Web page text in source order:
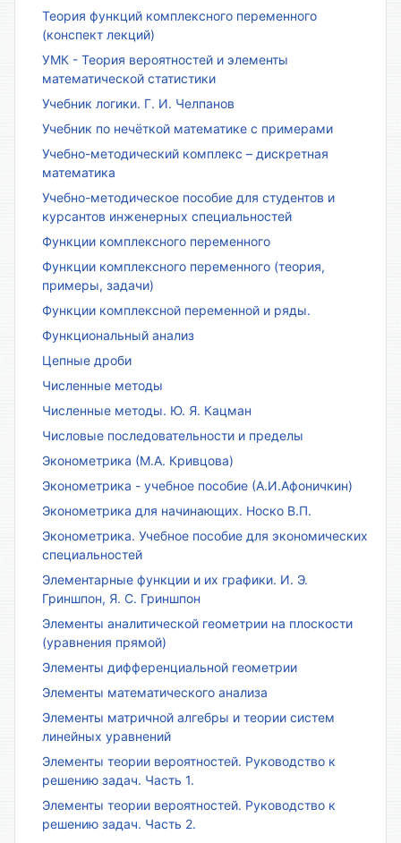
Теория функций комплексного переменного
(конспект лекций)
УМК - Теория вероятностей и элементы
математической статистики
Учебник логики. Г. И. Челпанов
Учебник по нечёткой математике с примерами
Учебно-методический комплекс – дискретная
математика
Учебно-методическое пособие для студентов и
курсантов инженерных специальностей
Функции комплексного переменного
Функции комплексного переменного (теория,
примеры, задачи)
Функции комплексной переменной и ряды.
Функциональный анализ
Цепные дроби
Численные методы
Численные методы. Ю. Я. Кацман
Числовые последовательности и пределы
Эконометрика (М.А. Кривцова)
Эконометрика - учебное пособие (А.И.Афоничкин)
Эконометрика для начинающих. Носко В.П.
Эконометрика. Учебное пособие для экономических
специальностей
Элементарные функции и их графики. И. Э.
Гриншпон, Я. С. Гриншпон
Элементы аналитической геометрии на плоскости
(уравнения прямой)
Элементы дифференциальной геометрии
Элементы математического анализа
Элементы матричной алгебры и теории систем
линейных уравнений
Элементы теории вероятностей. Руководство к
решению задач. Часть 1.
Элементы теории вероятностей. Руководство к
решению задач. Часть 2.